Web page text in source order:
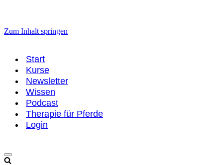
Zum Inhalt springen
Start
Kurse
Newsletter
Wissen
Podcast
Therapie für Pferde
Login
Navigationsmenü